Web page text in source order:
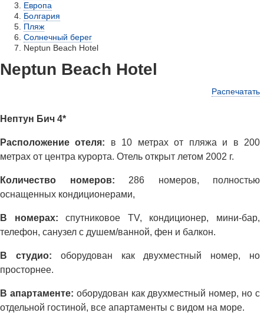
Европа
Болгария
Пляж
Солнечный берег
Neptun Beach Hotel
Neptun Beach Hotel
Распечатать
Нептун Бич 4*
Расположение отеля: в 10 метрах от пляжа и в 200
метрах от центра курорта. Отель открыт летом 2002 г.
Количество номеров: 286 номеров, полностью
оснащенных кондиционерами,
В номерах:спутниковое ТV, кондиционер, мини-бар,
телефон, санузел с душем/ванной, фен и балкон.
В студио: оборудован как двухместный номер, но
просторнее.
В апартаменте: оборудован как двухместный номер, но с
отдельной гостиной, все апартаменты с видом на море.